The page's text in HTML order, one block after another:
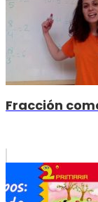
Fracción